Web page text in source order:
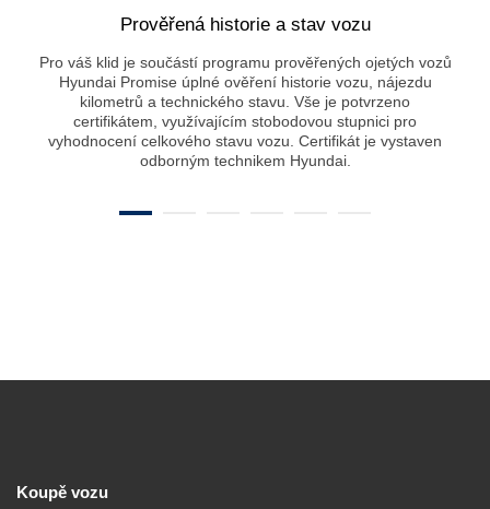
Prověřená historie a stav vozu
Pro váš klid je součástí programu prověřených ojetých vozů
Hyundai Promise úplné ověření historie vozu, nájezdu
kilometrů a technického stavu. Vše je potvrzeno
certifikátem, využívajícím stobodovou stupnici pro
vyhodnocení celkového stavu vozu. Certifikát je vystaven
odborným technikem Hyundai.
Koupě vozu